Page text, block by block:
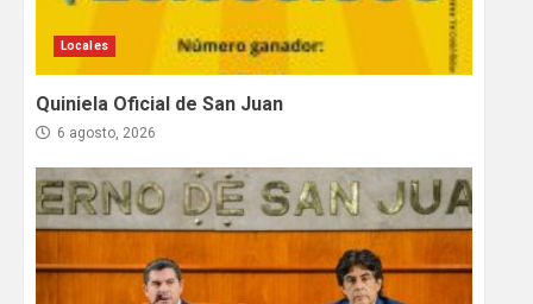
Locales
Quiniela Oficial de San Juan
6 agosto, 2026